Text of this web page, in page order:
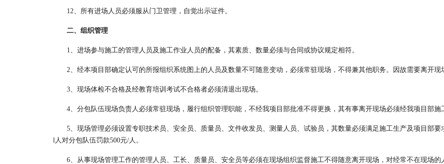
12、所有进场人员必须服从门卫管理，自觉出示证件。
二、组织管理
1、进场参与施工的管理人员及施工作业人员的配备，其素质、数量必须与合同或协议规定相符。
2、经本项目部确定认可的所报组织系统图上的人员及数量不可随意变动，必须常驻现场，不得兼其他职务。因故需要离开现
3、现场体检不合格及经教育培训考试不合格者必须清退出现场。
4、分包队伍现场负责人必须常驻现场，履行组织管理职能，不经我项目部批准不得更换，其有事离开现场必须经我项目部施
5、现场管理必须设置专职技术员、安全员、质量员、文件收发员、测量人员、试验员，其数量必须满足施工生产及项目部要
l人对分包队伍罚款500元/人。
6、从事现场管理工作的管理人员、工长、质量员、安全员等必须在现场组织监督施工不得随意离开现场，对经常不在现场的